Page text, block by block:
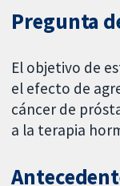
Pregunta
El objetivo de
el efecto de
cáncer de
a la terapia